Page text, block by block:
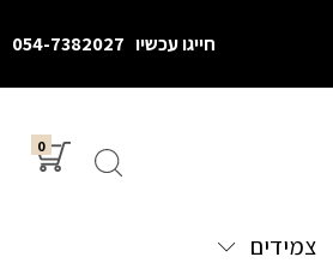
חייגו עכשיו 054-7382027
0
צמידים